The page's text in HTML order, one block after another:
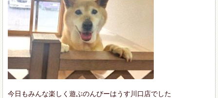
今日もみんな楽しく遊ぶのんびーはうす川口店でした